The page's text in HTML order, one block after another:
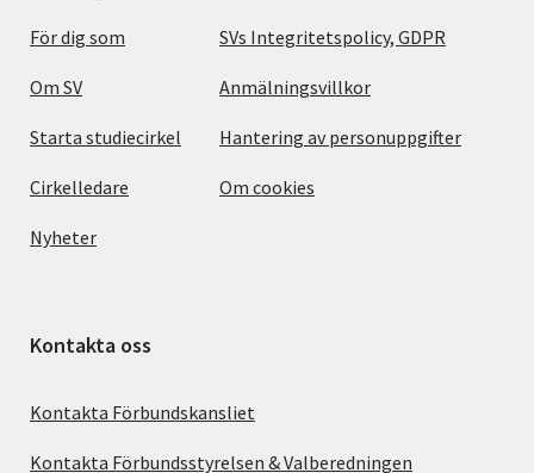
För dig som
Om SV
Starta studiecirkel
Cirkelledare
Nyheter
SVs Integritetspolicy, GDPR
Anmälningsvillkor
Hantering av personuppgifter
Om cookies
Kontakta oss
Kontakta Förbundskansliet
Kontakta Förbundsstyrelsen & Valberedningen